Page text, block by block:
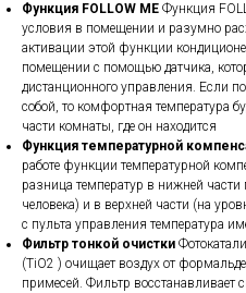
Функция FOLLOW ME Функция
условия в помещении и разумно
активации этой функции
помещении с помощью датчика,
дистанционного управления. Если
собой, то комфортная температура
части комнаты, где он находится
Функция температурной
работе функции температурной
разница температур в нижней
человека) и в верхней части (на
с пульта управления температура
Фильтр тонкой очистки
(TiO2 ) очищает воздух от
примесей. Фильтр восстанавливает